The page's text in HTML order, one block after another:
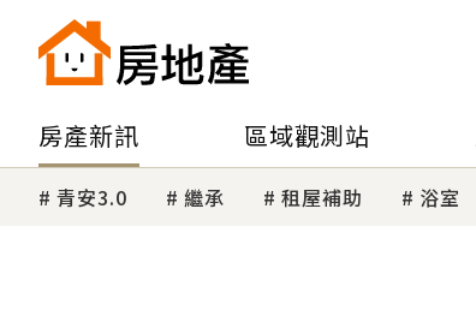
房產新訊 區域觀測站
青安3.0 繼承 租屋補助 浴室